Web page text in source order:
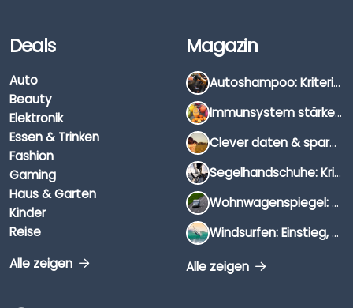
Deals
Auto
Beauty
Elektronik
Essen & Trinken
Fashion
Gaming
Haus & Garten
Kinder
Reise
Alle zeigen
Magazin
Autoshampoo: Kriterien, Unterschiede & Anwendung
Immunsystem stärken: Hausmittel, Vitamine & Wissenswertes
Clever daten & sparen: So findest du die besten Deals für Dates und Unternehmungen
Segelhandschuhe: Kriterien, Materialien & Tipps
Wohnwagenspiegel: Auswahl, Preise & Montage
Windsurfen: Einstieg, Ausrüstung & Tipps
Alle zeigen